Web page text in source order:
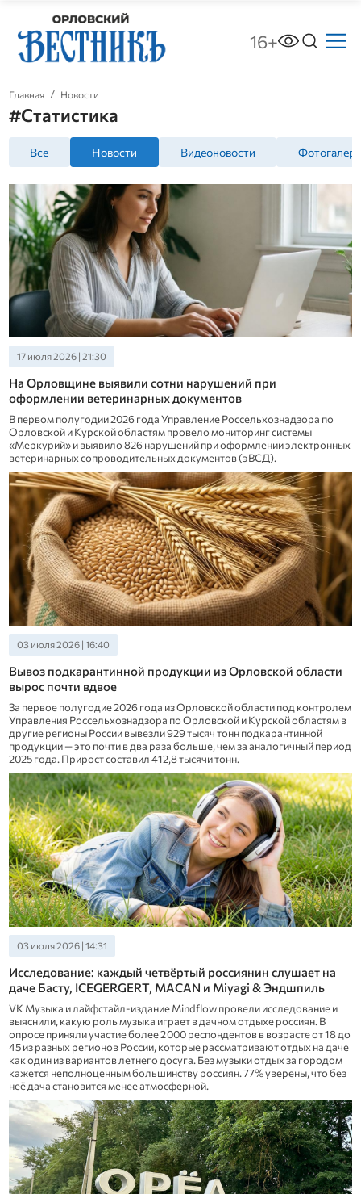
16+
Главная Новости
#Статистика
Все Новости Видеоновости
17 июля 2026 | 21:30
На Орловщине выявили сотни нарушений при
оформлении ветеринарных документов
В первом полугодии 2026 года Управление Россельхознадзора по
Орловской и Курской областям провело мониторинг системы
«Меркурий» и выявило 826 нарушений при оформлении электронных
ветеринарных сопроводительных документов (эВСД).
03 июля 2026 | 16:40
Вывоз подкарантинной продукции из Орловской области
вырос почти вдвое
За первое полугодие 2026 года из Орловской области под контролем
Управления Россельхознадзора по Орловской и Курской областям в
другие регионы России вывезли 929 тысяч тонн подкарантинной
продукции — это почти в два раза больше, чем за аналогичный период
2025 года. Прирост составил 412,8 тысячи тонн.
03 июля 2026 | 14:31
Исследование: каждый четвёртый россиянин слушает на
даче Басту, ICEGERGERT, MACAN и Miyagi & Эндшпиль
VK Музыка и лайфстайл-издание Mindflow провели исследование и
выяснили, какую роль музыка играет в дачном отдыхе россиян. В
опросе приняли участие более 2 000 респондентов в возрасте от 18 до
45 из разных регионов России, которые рассматривают отдых на даче
как один из вариантов летнего досуга. Без музыки отдых за городом
кажется неполноценным большинству россиян. 77% уверены, что без
неё дача становится менее атмосферной.